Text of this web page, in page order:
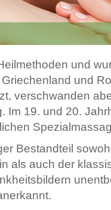
und
und
verschwanden
Im 19. und 20.
Bestandteil
als auch der